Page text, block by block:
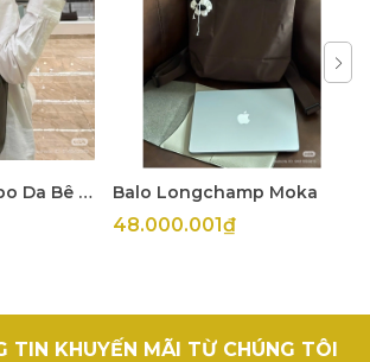
Longchamp Hobo Da Bê Olive Balo Longchamp Moka
48.000.001₫
TIN KHUYẾN MÃI TỪ CHÚNG TÔI